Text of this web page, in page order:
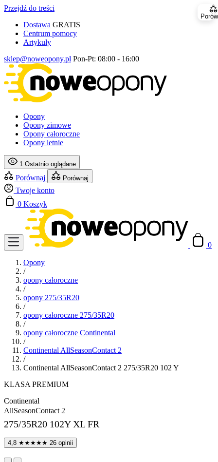
Przejdź do treści
Dostawa GRATIS
Centrum pomocy
Artykuły
sklep@noweopony.pl Pon-Pt: 08:00 - 16:00
Opony
Opony zimowe
Opony całoroczne
Opony letnie
1 Ostatnio oglądane
Porównaj Porównaj
Twoje konto
0 Koszyk
0
Opony
/
opony całoroczne
/
opony 275/35R20
/
opony całoroczne 275/35R20
/
opony całoroczne Continental
/
Continental AllSeasonContact 2
/
Continental AllSeasonContact 2 275/35R20 102 Y
KLASA PREMIUM
Continental
AllSeasonContact 2
275/35R20 102Y XL FR
4,8 ★★★★★ 26 opinii